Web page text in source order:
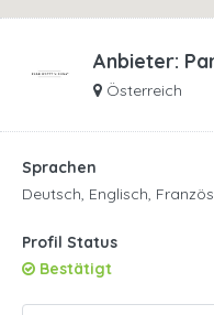
Anbieter:
Österreich
Sprachen
Deutsch, Englisch,
Profil Status
Bestätigt